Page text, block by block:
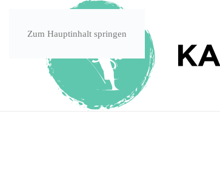
Zum Hauptinhalt springen